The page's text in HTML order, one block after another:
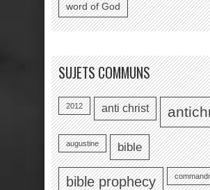
word of God
SUJETS COMMUNS
2012 anti christ
augustine bible
bible prophecy